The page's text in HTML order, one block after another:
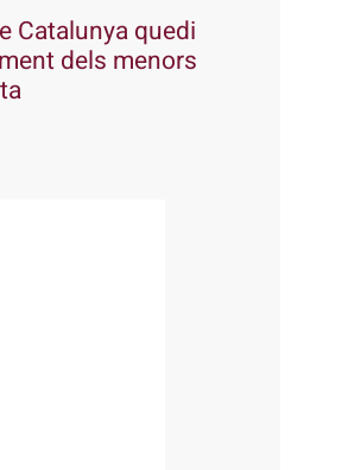
Catalunya quedi
dels menors